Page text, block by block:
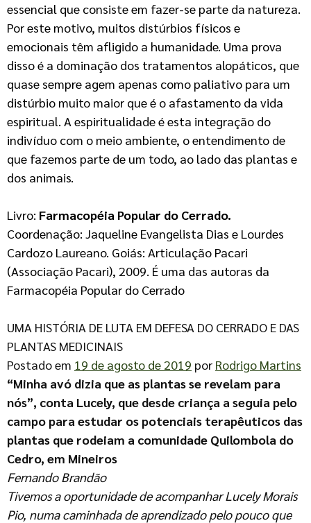
essencial que consiste em fazer-se parte da natureza.
Por este motivo, muitos distúrbios físicos e
emocionais têm afligido a humanidade. Uma prova
disso é a dominação dos tratamentos alopáticos, que
quase sempre agem apenas como paliativo para um
distúrbio muito maior que é o afastamento da vida
espiritual. A espiritualidade é esta integração do
indivíduo com o meio ambiente, o entendimento de
que fazemos parte de um todo, ao lado das plantas e
dos animais.
Livro: Farmacopéia Popular do Cerrado.
Coordenação: Jaqueline Evangelista Dias e Lourdes
Cardozo Laureano. Goiás: Articulação Pacari
(Associação Pacari), 2009. É uma das autoras da
Farmacopéia Popular do Cerrado
UMA HISTÓRIA DE LUTA EM DEFESA DO CERRADO E DAS
PLANTAS MEDICINAIS
Postado em 19 de agosto de 2019 por Rodrigo Martins
“Minha avó dizia que as plantas se revelam para
nós”, conta Lucely, que desde criança a seguia pelo
campo para estudar os potenciais terapêuticos das
plantas que rodeiam a comunidade Quilombola do
Cedro, em Mineiros
Fernando Brandão
Tivemos a oportunidade de acompanhar Lucely Morais
Pio, numa caminhada de aprendizado pelo pouco que